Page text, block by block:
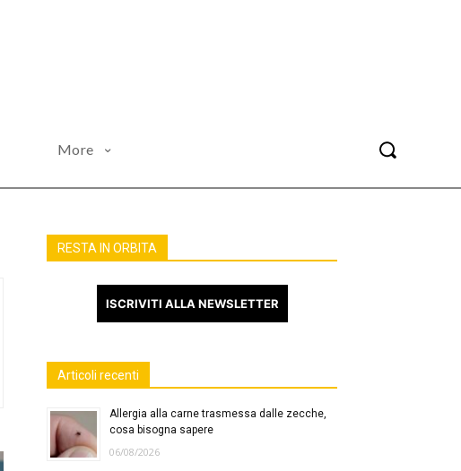
More
RESTA IN ORBITA
ISCRIVITI ALLA NEWSLETTER
Articoli recenti
Allergia alla carne trasmessa dalle zecche,
cosa bisogna sapere
06/08/2026